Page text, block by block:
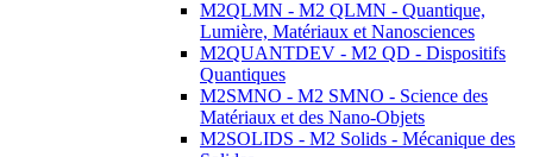
M2QLMN - M2 QLMN - Quantique,
Lumière, Matériaux et Nanosciences
M2QUANTDEV - M2 QD - Dispositifs
Quantiques
M2SMNO - M2 SMNO - Science des
Matériaux et des Nano-Objets
M2SOLIDS - M2 Solids - Mécanique des